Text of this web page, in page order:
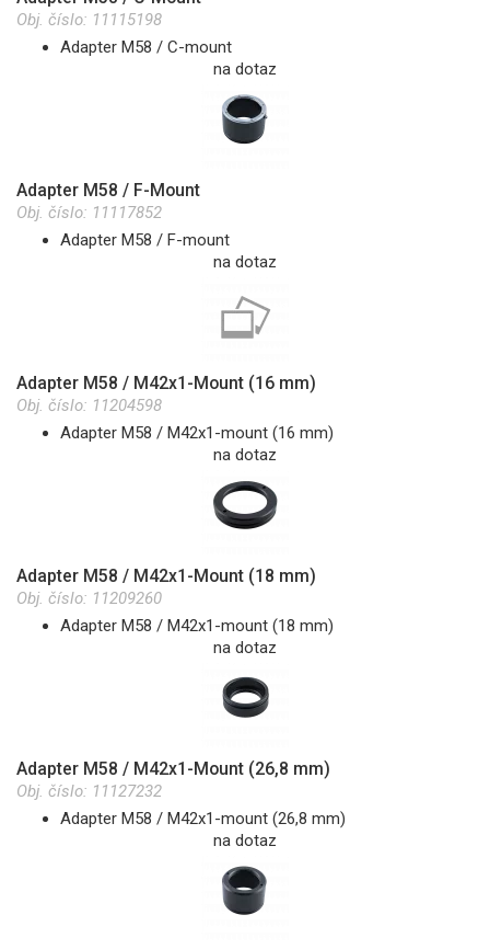
Obj. číslo: 11115198
Adapter M58 / C-mount
na dotaz
Adapter M58 / F-Mount
Obj. číslo: 11117852
Adapter M58 / F-mount
na dotaz
Adapter M58 / M42x1-Mount (16 mm)
Obj. číslo: 11204598
Adapter M58 / M42x1-mount (16 mm)
na dotaz
Adapter M58 / M42x1-Mount (18 mm)
Obj. číslo: 11209260
Adapter M58 / M42x1-mount (18 mm)
na dotaz
Adapter M58 / M42x1-Mount (26,8 mm)
Obj. číslo: 11127232
Adapter M58 / M42x1-mount (26,8 mm)
na dotaz